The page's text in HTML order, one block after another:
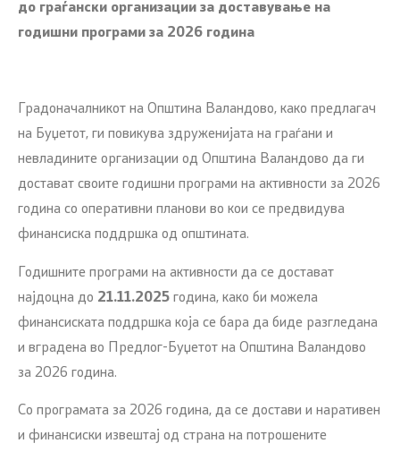
до граѓански организации за доставување на
годишни програми за 2026 година
Градоначалникот на Општина Валандово, како предлагач
на Буџетот, ги повикува здруженијата на граѓани и
невладините организации од Општина Валандово да ги
достават своите годишни програми на активности за 2026
година со оперативни планови во кои се предвидува
финансиска поддршка од општината.
Годишните програми на активности да се достават
најдоцна до 21.11.2025 година, како би можела
финансиската поддршка која се бара да биде разгледана
и вградена во Предлог-Буџетот на Општина Валандово
за 2026 година.
Со програмата за 2026 година, да се достави и наративен
и финансиски извештај од страна на потрошените